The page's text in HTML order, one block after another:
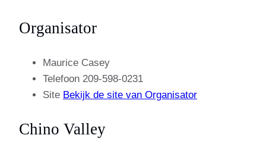
Organisator
Maurice Casey
Telefoon 209-598-0231
Site Bekijk de site van Organisator
Chino Valley